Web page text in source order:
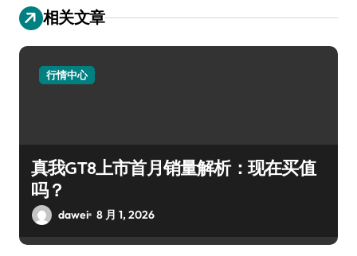
相关文章
行情中心
真我GT8上市首月销量解析：现在买值
吗？
dawei 8 月 1, 2026